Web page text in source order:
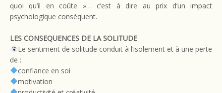
quoi qu’il en coûte »… c’est à dire au prix d’un impact
psychologique conséquent.
LES CONSEQUENCES DE LA SOLITUDE
Le sentiment de solitude conduit à l’isolement et à une perte
de :
confiance en soi
motivation